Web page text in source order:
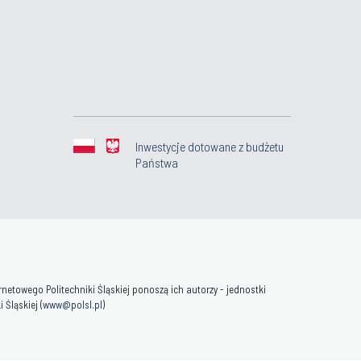
Inwestycje dotowane z budżetu
Państwa
Politechniki Śląskiej ponoszą ich autorzy - jednostki
Śląskiej (www@polsl.pl)